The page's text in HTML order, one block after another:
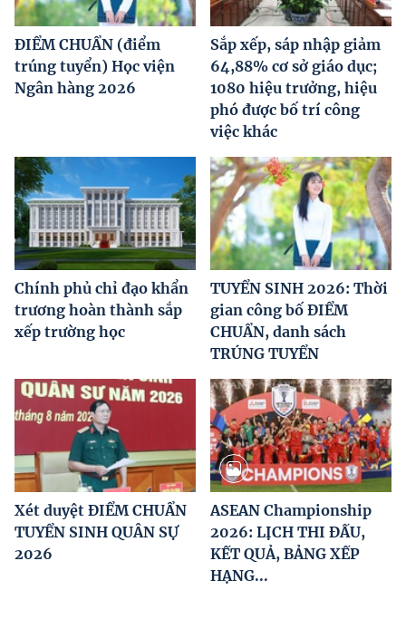
ĐIỂM CHUẨN (điểm
trúng tuyển) Học viện
Ngân hàng 2026
Sắp xếp, sáp nhập giảm
64,88% cơ sở giáo dục;
1080 hiệu trưởng, hiệu
phó được bố trí công
việc khác
Chính phủ chỉ đạo khẩn
trương hoàn thành sắp
xếp trường học
TUYỂN SINH 2026: Thời
gian công bố ĐIỂM
CHUẨN, danh sách
TRÚNG TUYỂN
Xét duyệt ĐIỂM CHUẨN
TUYỂN SINH QUÂN SỰ
2026
ASEAN Championship
2026: LỊCH THI ĐẤU,
KẾT QUẢ, BẢNG XẾP
HẠNG...